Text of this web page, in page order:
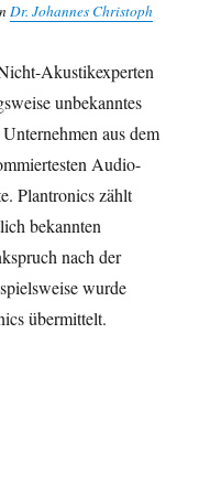
Dr. Johannes Christoph
Akustikexperten
unbekanntes
aus dem
Audio-
Plantronics zählt
bekannten
nach der
wurde
übermittelt.